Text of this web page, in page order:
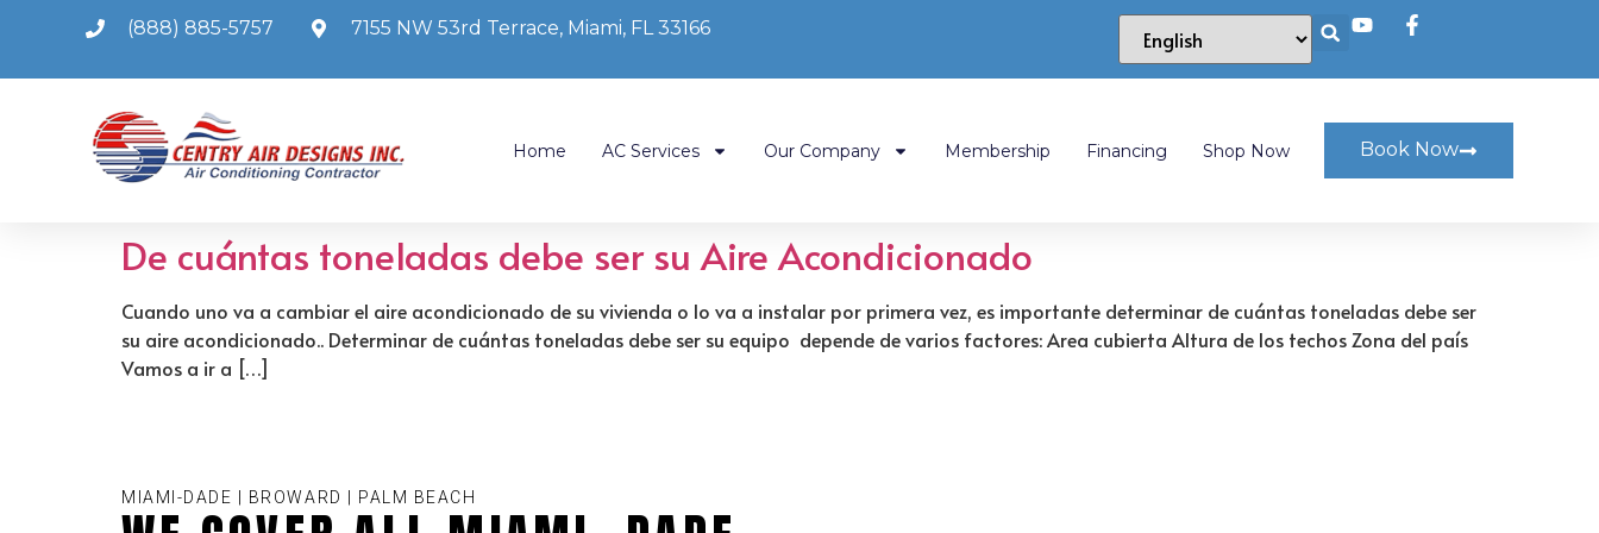
(888) 885-5757 7155 NW 53rd Terrace, Miami, FL 33166
Home AC Services Our Company Membership Financing Shop Now Book Now
De cuántas toneladas debe ser su Aire Acondicionado
Cuando uno va a cambiar el aire acondicionado de su vivienda o lo va a instalar por primera vez, es importante determinar de cuántas toneladas debe ser
su aire acondicionado.. Determinar de cuántas toneladas debe ser su equipo depende de varios factores: Area cubierta Altura de los techos Zona del país
Vamos a ir a […]
MIAMI-DADE | BROWARD | PALM BEACH